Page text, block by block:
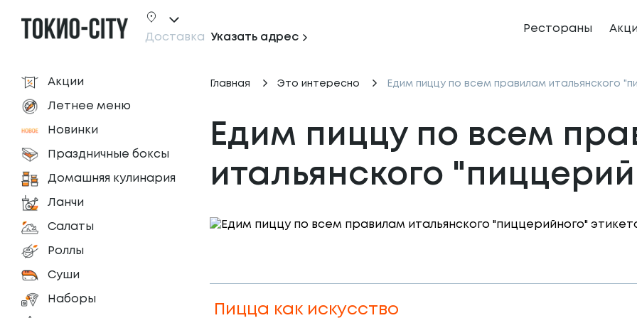
Доставка Указать адрес
Рестораны
Акции
Летнее меню
Новинки
Праздничные боксы
Домашняя кулинария
Ланчи
Салаты
Роллы
Суши
Наборы
Главная Это интересно Едим пиццу по всем правилам итальянского
Едим пиццу по всем
итальянского
Пицца как искусство